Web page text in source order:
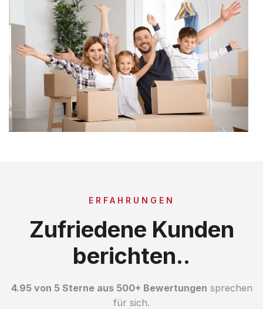
ERFAHRUNGEN
Zufriedene Kunden
berichten..
4.95 von 5 Sterne aus 500+ Bewertungen sprechen
für sich.